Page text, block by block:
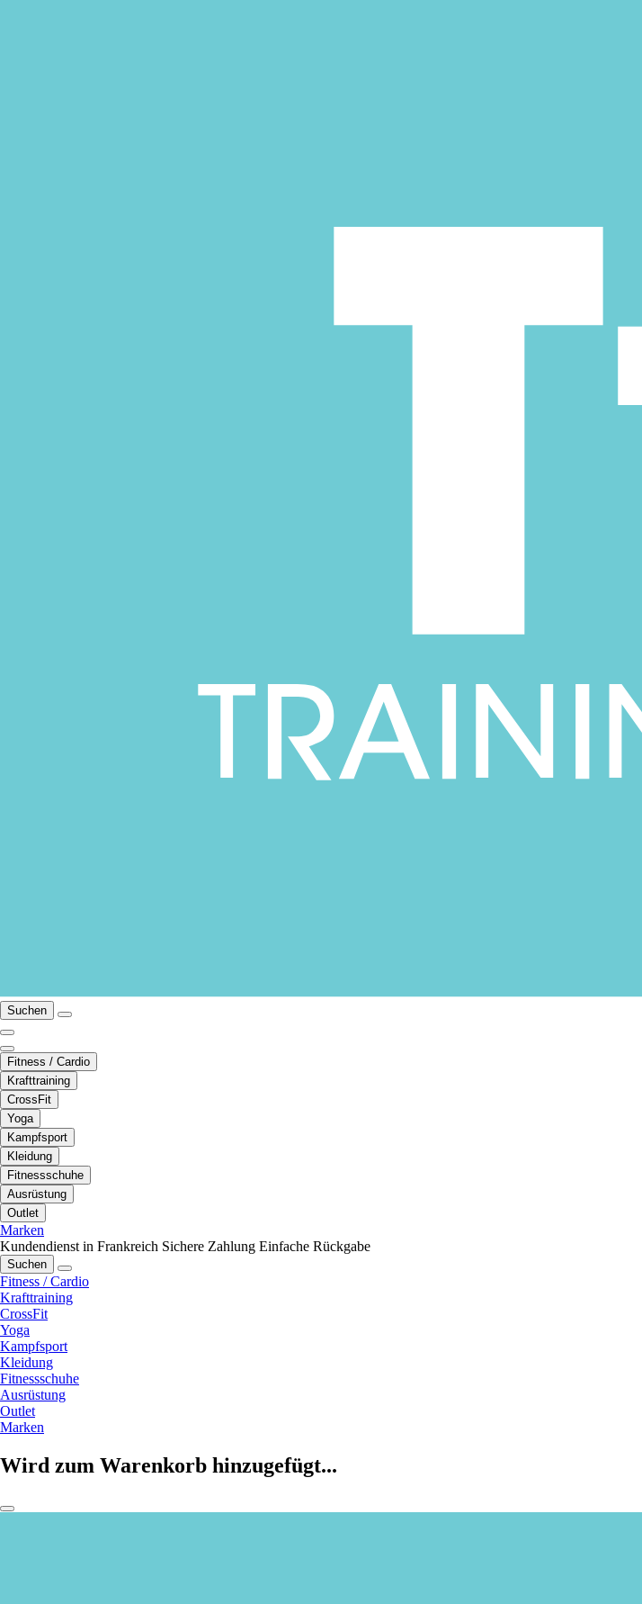
Suchen
Fitness / Cardio
Krafttraining
CrossFit
Yoga
Kampfsport
Kleidung
Fitnessschuhe
Ausrüstung
Outlet
Marken
Kundendienst in Frankreich Sichere Zahlung Einfache Rückgabe
Suchen
Fitness / Cardio
Krafttraining
CrossFit
Yoga
Kampfsport
Kleidung
Fitnessschuhe
Ausrüstung
Outlet
Marken
Wird zum Warenkorb hinzugefügt...